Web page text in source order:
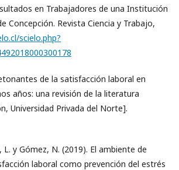
en Trabajadores de una Institución
Concepción. Revista Ciencia y Trabajo,
scielo.php?
de la satisfacción laboral en
años: una revisión de la literatura
Universidad Privada del Norte].
y Gómez, N. (2019). El ambiente de
laboral como prevención del estrés